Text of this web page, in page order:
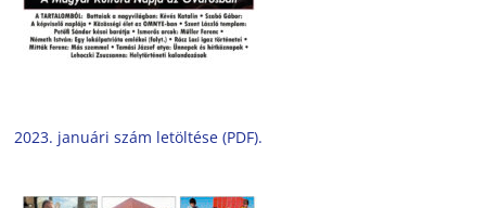
2023. januári szám letöltése (PDF).